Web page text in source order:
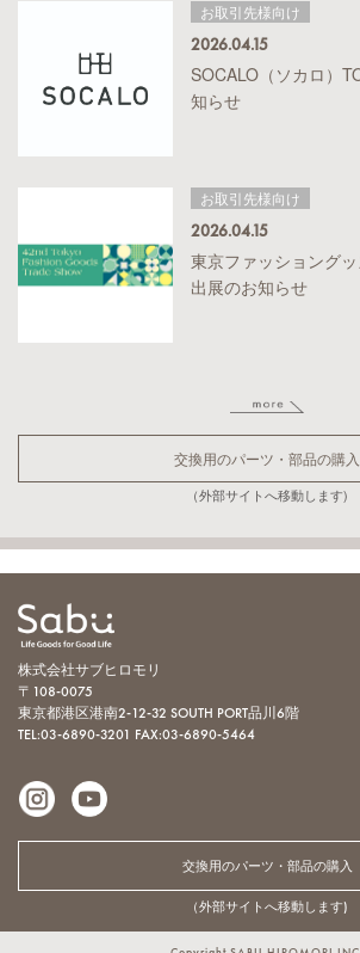
お取引先様向け
2026.04.15
SOCALO（ソカロ）
知らせ
お取引先様向け
2026.04.15
東京ファッショング
出展のお知らせ
交換用のパーツ・部品の購入
（外部サイトへ移動します)
株式会社サブヒロモリ
〒108-0075
東京都港区港南2-12-32 SOUTH PORT品川6階
TEL:03-6890-3201 FAX:03-6890-5464
交換用のパーツ・部品の購入
（外部サイトへ移動します)